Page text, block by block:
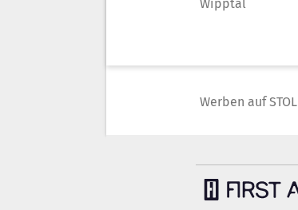
Wipptal
Werben auf STOL